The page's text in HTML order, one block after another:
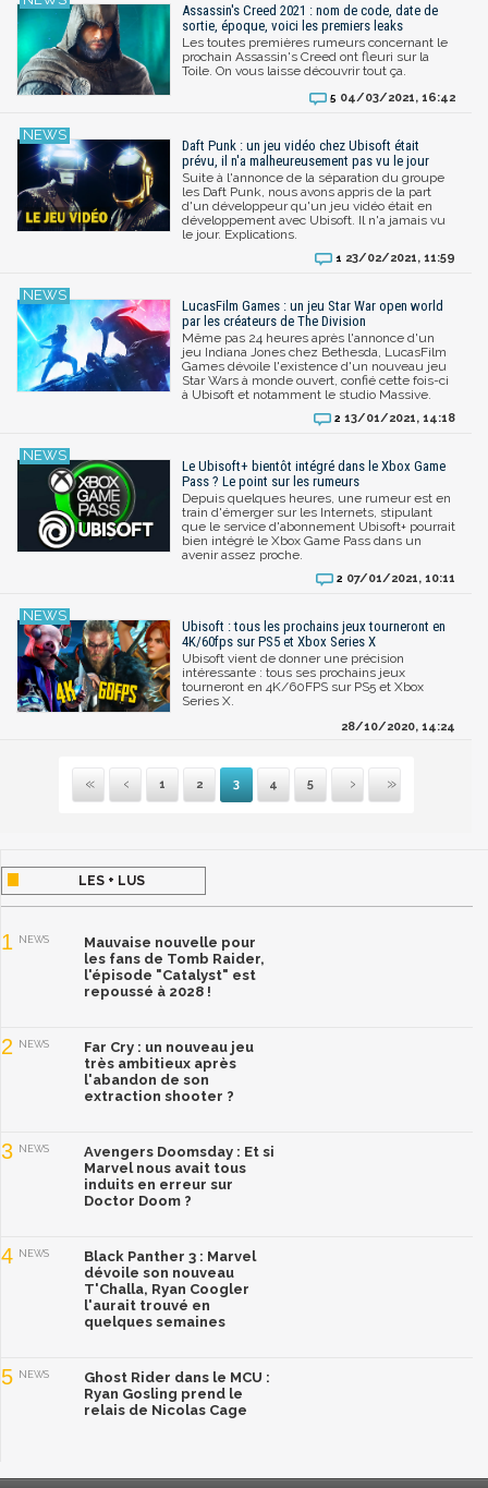
Assassin's Creed 2021 : nom de code, date de
sortie, époque, voici les premiers leaks
Les toutes premières rumeurs concernant le
prochain Assassin's Creed ont fleuri sur la
Toile. On vous laisse découvrir tout ça.
5 04/03/2021, 16:42
Daft Punk : un jeu vidéo chez Ubisoft était
prévu, il n'a malheureusement pas vu le jour
Suite à l'annonce de la séparation du groupe
les Daft Punk, nous avons appris de la part
d'un développeur qu'un jeu vidéo était en
développement avec Ubisoft. Il n'a jamais vu
le jour. Explications.
1 23/02/2021, 11:59
LucasFilm Games : un jeu Star War open world
par les créateurs de The Division
Même pas 24 heures après l'annonce d'un
jeu Indiana Jones chez Bethesda, LucasFilm
Games dévoile l'existence d'un nouveau jeu
Star Wars à monde ouvert, confié cette fois-ci
à Ubisoft et notamment le studio Massive.
2 13/01/2021, 14:18
Le Ubisoft+ bientôt intégré dans le Xbox Game
Pass ? Le point sur les rumeurs
Depuis quelques heures, une rumeur est en
train d'émerger sur les Internets, stipulant
que le service d'abonnement Ubisoft+ pourrait
bien intégré le Xbox Game Pass dans un
avenir assez proche.
2 07/01/2021, 10:11
Ubisoft : tous les prochains jeux tourneront en
4K/60fps sur PS5 et Xbox Series X
Ubisoft vient de donner une précision
intéressante : tous ses prochains jeux
tourneront en 4K/60FPS sur PS5 et Xbox
Series X.
28/10/2020, 14:24
Première
Précédente
1 2 3 4 5
Suivante
Dernière
LES + LUS
1 NEWS
Mauvaise nouvelle pour
les fans de Tomb Raider,
l'épisode "Catalyst" est
repoussé à 2028 !
2 NEWS
Far Cry : un nouveau jeu
très ambitieux après
l'abandon de son
extraction shooter ?
3 NEWS
Avengers Doomsday : Et si
Marvel nous avait tous
induits en erreur sur
Doctor Doom ?
4 NEWS
Black Panther 3 : Marvel
dévoile son nouveau
T'Challa, Ryan Coogler
l'aurait trouvé en
quelques semaines
5 NEWS
Ghost Rider dans le MCU :
Ryan Gosling prend le
relais de Nicolas Cage